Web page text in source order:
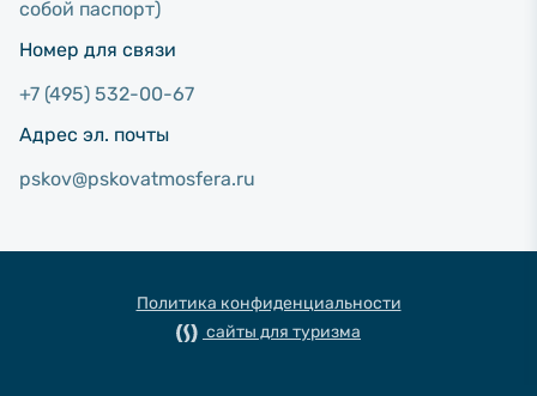
собой паспорт)
Номер для связи
+7 (495) 532-00-67
Адрес эл. почты
pskov@pskovatmosfera.ru
Политика конфиденциальности
сайты для туризма